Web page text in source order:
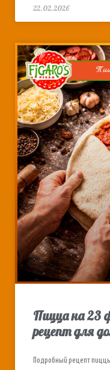
22.02.2026
Пицца на 23
рецепт для
Подробный рецепт